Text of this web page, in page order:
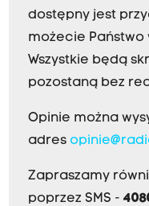
dostępny jest
możecie Państwo
Wszystkie będą
pozostaną bez
Opinie można
adres
Zapraszamy
poprzez SMS -